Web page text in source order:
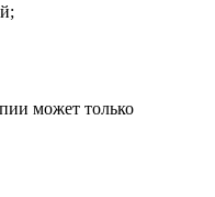
может только